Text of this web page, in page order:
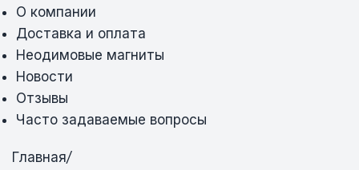
О компании
Доставка и оплата
Неодимовые магниты
Новости
Отзывы
Часто задаваемые вопросы
Главная/